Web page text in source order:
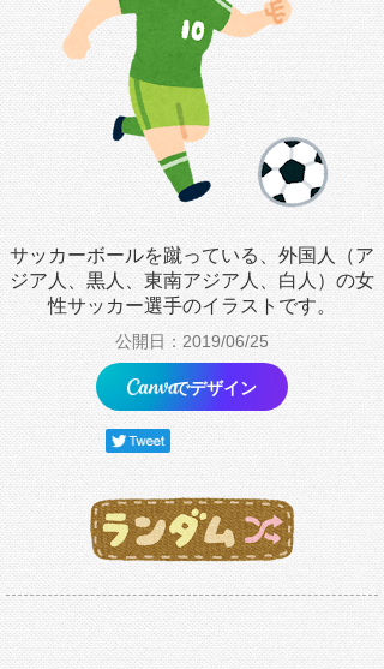
サッカーボールを蹴っている、外国人（ア
ジア人、黒人、東南アジア人、白人）の女
性サッカー選手のイラストです。
公開日：2019/06/25
でデザイン